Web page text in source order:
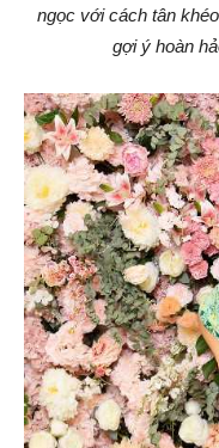
ngọc với cách tân
gợi ý hoàn